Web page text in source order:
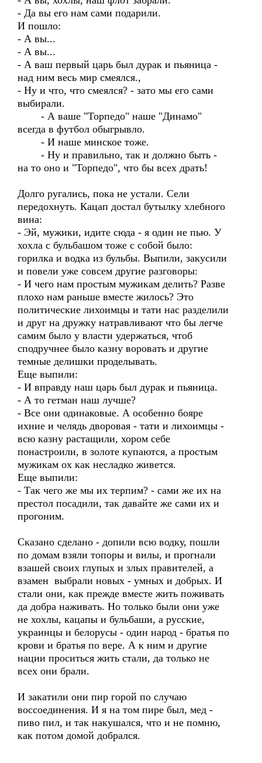
- Да вы его нам сами подарили.
И пошло:
- А вы...
- А вы...
- А ваш первый царь был дурак и пьяница -
над ним весь мир смеялся.,
- Ну и что, что смеялся? - зато мы его сами
выбирали.
- А ваше "Торпедо" наше "Динамо"
всегда в футбол обыгрывло.
- И наше минское тоже.
- Ну и правильно, так и должно быть -
на то оно и "Торпедо", что бы всех драть!
Долго ругались, пока не устали. Сели
передохнуть. Кацап достал бутылку хлебного
вина:
- Эй, мужики, идите сюда - я один не пью. У
хохла с бульбашом тоже с собой было:
горилка и водка из бульбы. Выпили, закусили
и повели уже совсем другие разговоры:
- И чего нам простым мужикам делить? Разве
плохо нам раньше вместе жилось? Это
политические лихоимцы и тати нас разделили
и друг на дружку натравливают что бы легче
самим было у власти удержаться, чтоб
сподручнее было казну воровать и другие
темные делишки проделывать.
Еще выпили:
- И вправду наш царь был дурак и пьяница.
- А то гетман наш лучше?
- Все они одинаковые. А особенно бояре
ихние и челядь дворовая - тати и лихоимцы -
всю казну растащили, хором себе
понастроили, в золоте купаются, а простым
мужикам ох как несладко живется.
Еще выпили:
- Так чего же мы их терпим? - сами же их на
престол посадили, так давайте же сами их и
прогоним.
Сказано сделано - допили всю водку, пошли
по домам взяли топоры и вилы, и прогнали
взашей своих глупых и злых правителей, а
взамен выбрали новых - умных и добрых. И
стали они, как прежде вместе жить поживать
да добра наживать. Но только были они уже
не хохлы, кацапы и бульбаши, а русские,
украинцы и белорусы - один народ - братья по
крови и братья по вере. А к ним и другие
нации проситься жить стали, да только не
всех они брали.
И закатили они пир горой по случаю
воссоединения. И я на том пире был, мед -
пиво пил, и так накушался, что и не помню,
как потом домой добрался.